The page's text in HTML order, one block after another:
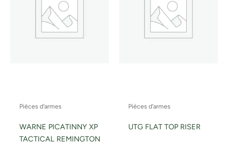
Pièces d'armes
WARNE PICATINNY XP
TACTICAL REMINGTON
Pièces d'armes
UTG FLAT TOP RISER